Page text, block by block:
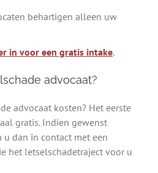
behartigen alleen uw
in voor een gratis intake.
advocaat?
advocaat kosten? Het eerste
gratis. Indien gewenst
dan in contact met een
het letselschadetraject voor u